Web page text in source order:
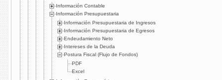
Información Contable
Información Presupuestaria
Información Presupuestaria de Ingresos
Información Presupuestaria de Egresos
Endeudamiento Neto
Intereses de la Deuda
Postura Fiscal (Flujo de Fondos)
PDF
Excel